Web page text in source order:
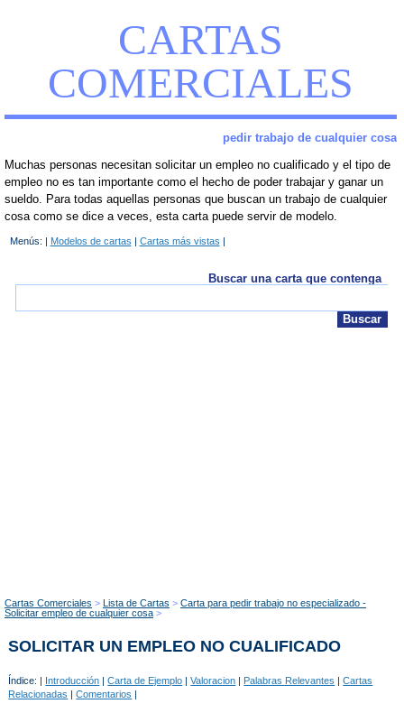
CARTAS
COMERCIALES
pedir trabajo de cualquier cosa
Muchas personas necesitan solicitar un empleo no cualificado y el tipo de
empleo no es tan importante como el hecho de poder trabajar y ganar un
sueldo. Para todas aquellas personas que buscan un trabajo de cualquier
cosa como se dice a veces, esta carta puede servir de modelo.
Menús: | Modelos de cartas Cartas más vistas
Buscar una carta que contenga
Cartas Comerciales Lista de Cartas
Carta para pedir trabajo no especializado -
Solicitar empleo de cualquier cosa
SOLICITAR UN EMPLEO NO CUALIFICADO
Índice: | Introducción |Carta de Ejemplo |Valoracion | Palabras Relevantes |Cartas
Relacionadas |Comentarios |